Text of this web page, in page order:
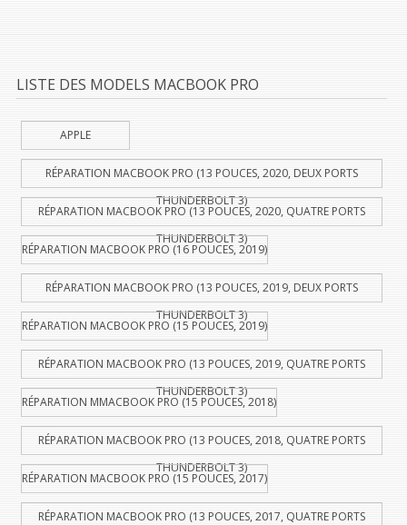
LISTE DES MODELS MACBOOK PRO
APPLE
RÉPARATION MACBOOK PRO (13 POUCES, 2020, DEUX PORTS
THUNDERBOLT 3)
RÉPARATION MACBOOK PRO (13 POUCES, 2020, QUATRE PORTS
THUNDERBOLT 3)
RÉPARATION MACBOOK PRO (16 POUCES, 2019)
RÉPARATION MACBOOK PRO (13 POUCES, 2019, DEUX PORTS
THUNDERBOLT 3)
RÉPARATION MACBOOK PRO (15 POUCES, 2019)
RÉPARATION MACBOOK PRO (13 POUCES, 2019, QUATRE PORTS
THUNDERBOLT 3)
RÉPARATION MMACBOOK PRO (15 POUCES, 2018)
RÉPARATION MACBOOK PRO (13 POUCES, 2018, QUATRE PORTS
THUNDERBOLT 3)
RÉPARATION MACBOOK PRO (15 POUCES, 2017)
RÉPARATION MACBOOK PRO (13 POUCES, 2017, QUATRE PORTS